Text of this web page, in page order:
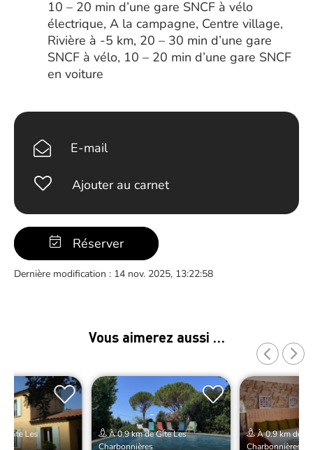
10 – 20 min d’une gare SNCF à vélo
électrique, A la campagne, Centre village,
Rivière à -5 km, 20 – 30 min d’une gare
SNCF à vélo, 10 – 20 min d’une gare SNCF
en voiture
E-mail
Ajouter au carnet
Réserver
Dernière modification : 14 nov. 2025, 13:22:58
Vous aimerez aussi …
Gîte Les
À 0.9 km de Gîte Les
Charbonnières
À 0.9 km de
Charbonnières